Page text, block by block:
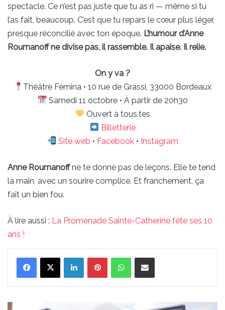
spectacle. Ce n’est pas juste que tu as ri — même si tu
l’as fait, beaucoup. C’est que tu repars le cœur plus léger,
presque réconcilié avec ton époque. L’humour d’Anne
Roumanoff ne divise pas, il rassemble. Il apaise. Il relie.
On y va ?
Théâtre Fémina • 10 rue de Grassi, 33000 Bordeaux
Samedi 11 octobre • À partir de 20h30
Ouvert à tous.tes
Billetterie
Site web • Facebook• Instagram
Anne Roumanoffne te donne pas de leçons. Elle te tend
la main, avec un sourire complice. Et franchement, ça
fait un bien fou.
À lire aussi : La Promenade Sainte-Catherine fête ses 10
ans !
LinkedinPinterestWhatsAppPartager par email
La